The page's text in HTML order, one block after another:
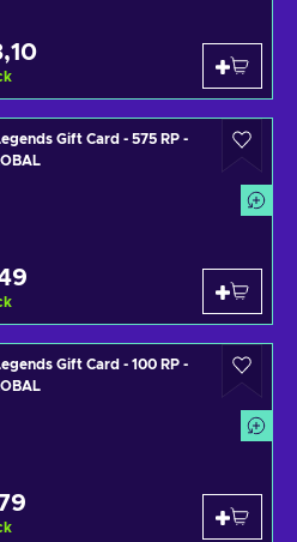
Gift Card - 575 RP -
Gift Card - 100 RP -